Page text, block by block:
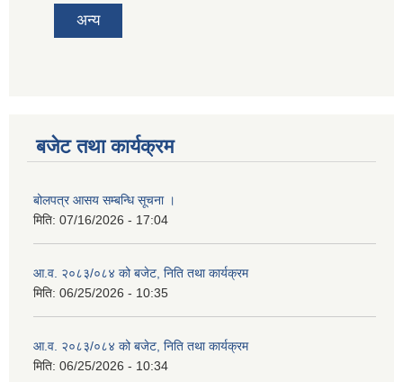
अन्य
बजेट तथा कार्यक्रम
बोलपत्र आसय सम्बन्धि सूचना ।
मिति: 07/16/2026 - 17:04
आ.व. २०८३/०८४ को बजेट, निति तथा कार्यक्रम
मिति: 06/25/2026 - 10:35
आ.व. २०८३/०८४ को बजेट, निति तथा कार्यक्रम
मिति: 06/25/2026 - 10:34